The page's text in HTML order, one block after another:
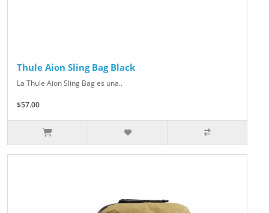
Thule Aion Sling Bag Black
La Thule Aion Sling Bag es una..
$57.00